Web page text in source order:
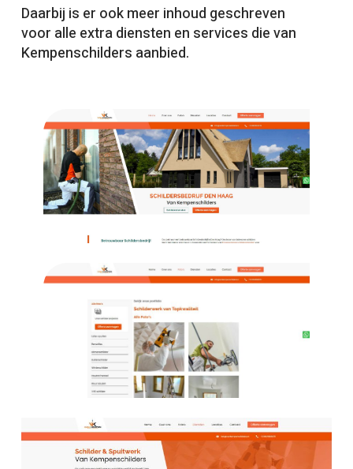
Daarbij is er ook meer inhoud geschreven
voor alle extra diensten en services die van
Kempenschilders aanbied.